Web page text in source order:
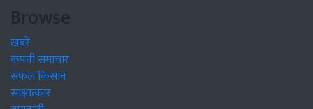
Browse
खबरें
कंपनी समाचार
सफल किसान
साक्षात्कार